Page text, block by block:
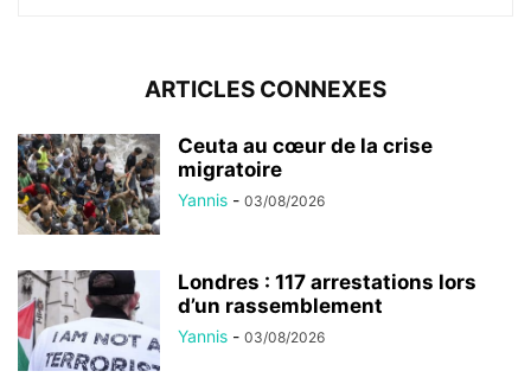
ARTICLES CONNEXES
Ceuta au cœur de la crise
migratoire
Yannis - 03/08/2026
Londres : 117 arrestations lors
d’un rassemblement
Yannis - 03/08/2026